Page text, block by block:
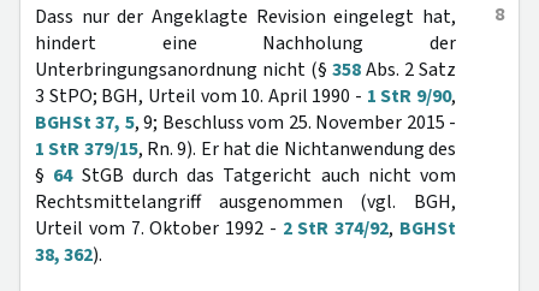
8
Dass nur der Angeklagte Revision eingelegt hat,
hindert eine Nachholung der
Unterbringungsanordnung nicht (§ 358Abs. 2 Satz
3 StPO; BGH, Urteil vom 10. April 1990 - 1 StR 9/90,
BGHSt 37, 5, 9; Beschluss vom 25. November 2015 -
1 StR 379/15, Rn. 9). Er hat die Nichtanwendung des
§ 64StGB durch das Tatgericht auch nicht vom
Rechtsmittelangriff ausgenommen (vgl. BGH,
Urteil vom 7. Oktober 1992 - 2 StR 374/92, BGHSt
38, 362).